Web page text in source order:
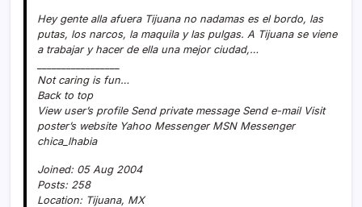
Hey gente alla afuera Tijuana no nadamas es el bordo, las
putas, los narcos, la maquila y las pulgas. A Tijuana se viene
a trabajar y hacer de ella una mejor ciudad,…
Not caring is fun…
Back to top
View user’s profile Send private message Send e-mail Visit
poster’s website Yahoo Messenger MSN Messenger
chica_lhabia
Joined: 05 Aug 2004
Posts: 258
Location: Tijuana, MX